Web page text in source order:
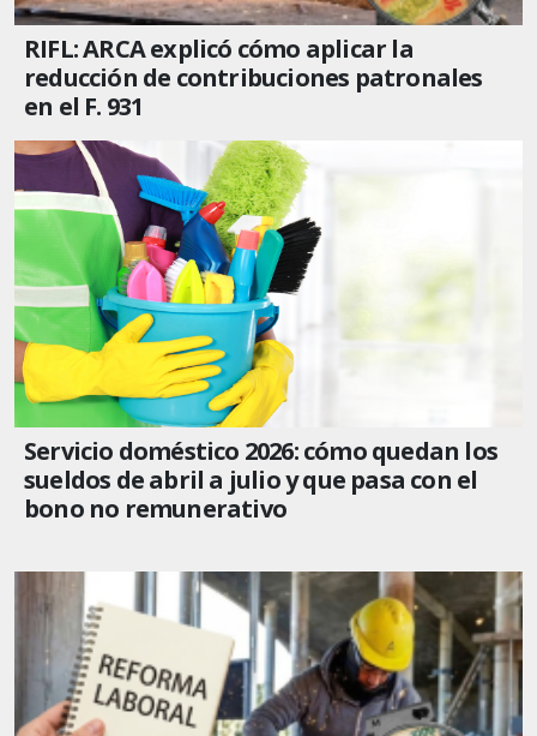
RIFL: ARCA explicó cómo aplicar la
reducción de contribuciones patronales
en el F. 931
Servicio doméstico 2026: cómo quedan los
sueldos de abril a julio y que pasa con el
bono no remunerativo